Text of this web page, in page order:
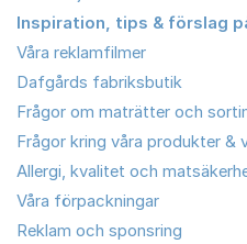
Inspiration, tips & förslag
Våra reklamfilmer
Dafgårds fabriksbutik
Frågor om maträtter och
Frågor kring våra produkter &
Allergi, kvalitet och
Våra förpackningar
Reklam och sponsring